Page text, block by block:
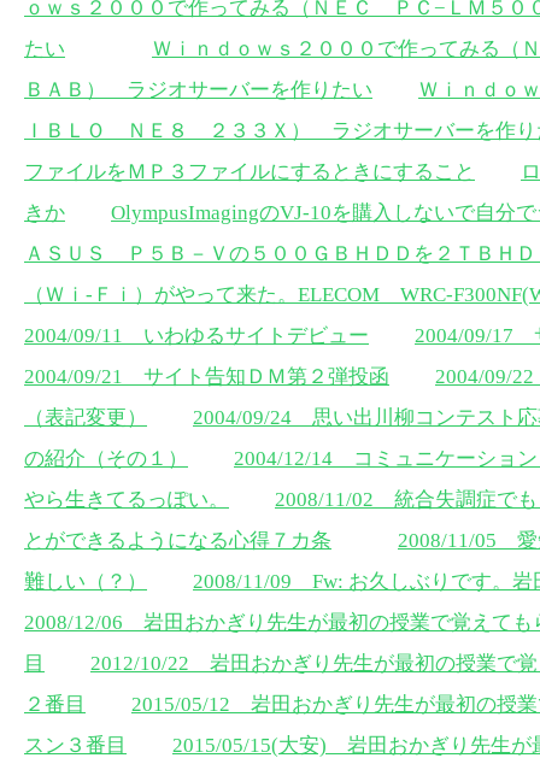
ｏｗｓ２０００で作ってみる（ＮＥＣ ＰＣ−ＬＭ５
たい
Ｗｉｎｄｏｗｓ２０００で作ってみる
ＢＡＢ） ラジオサーバーを作りたい
Ｗｉｎｄｏ
ＩＢＬＯ ＮＥ８ ２３３Ｘ） ラジオサーバーを作り
ファイルをＭＰ３ファイルにするときにすること
きか
OlympusImagingのVJ-10を購入しないで自分
ＡＳＵＳ Ｐ５Ｂ－Ｖの５００ＧＢＨＤＤを２ＴＢＨ
（Ｗｉ-Ｆｉ）がやって来た。ELECOM WRC-
2004/09/11 いわゆるサイトデビュー
2004/09/17
2004/09/21 サイト告知ＤＭ第２弾投函
2004/09/
（表記変更）
2004/09/24 思い出川柳コンテスト
の紹介（その１）
2004/12/14 コミュニケーション
やら生きてるっぽい。
2008/11/02 統合失調症で
とができるようになる心得７カ条
2008/11/05 愛
難しい（？）
2008/11/09 Fw: お久しぶりです。岩
2008/12/06 岩田おかぎり先生が最初の授業で覚えても
目
2012/10/22 岩田おかぎり先生が最初の授業で
２番目
2015/05/12 岩田おかぎり先生が最初の授
スン３番目
2015/05/15(大安) 岩田おかぎり先生が